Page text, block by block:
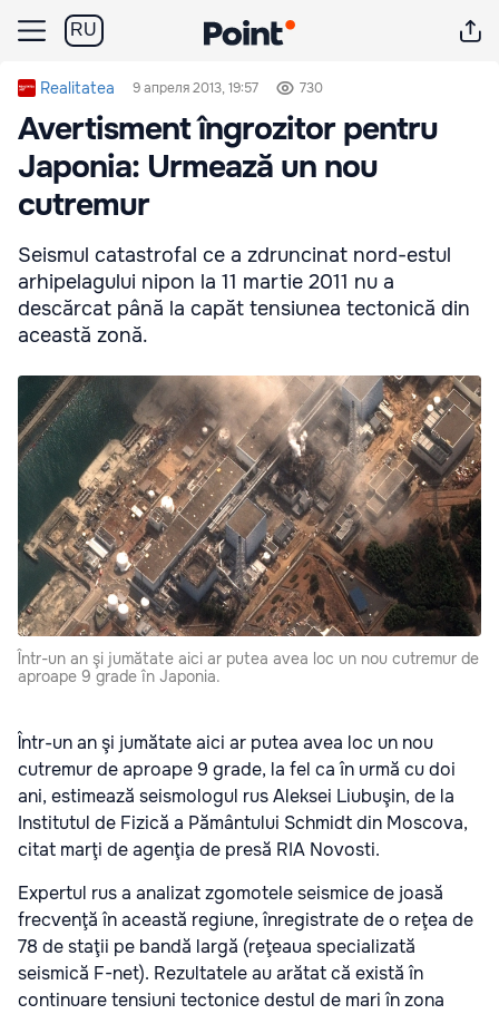
RU
Realitatea 9 апреля 2013, 19:57 730
Avertisment îngrozitor pentru
Japonia: Urmează un nou
cutremur
Seismul catastrofal ce a zdruncinat nord-estul
arhipelagului nipon la 11 martie 2011 nu a
descărcat până la capăt tensiunea tectonică din
această zonă.
Într-un an şi jumătate aici ar putea avea loc un nou cutremur de
aproape 9 grade în Japonia.
Într-un an şi jumătate aici ar putea avea loc un nou
cutremur de aproape 9 grade, la fel ca în urmă cu doi
ani, estimează seismologul rus Aleksei Liubuşin, de la
Institutul de Fizică a Pământului Schmidt din Moscova,
citat marţi de agenţia de presă RIA Novosti.
Expertul rus a analizat zgomotele seismice de joasă
frecvenţă în această regiune, înregistrate de o reţea de
78 de staţii pe bandă largă (reţeaua specializată
seismică F-net). Rezultatele au arătat că există în
continuare tensiuni tectonice destul de mari în zona